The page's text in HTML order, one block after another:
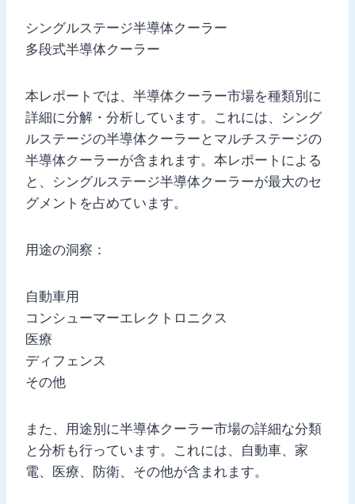
シングルステージ半導体クーラー
多段式半導体クーラー
本レポートでは、半導体クーラー市場を種類別に
詳細に分解・分析しています。これには、シング
ルステージの半導体クーラーとマルチステージの
半導体クーラーが含まれます。本レポートによる
と、シングルステージ半導体クーラーが最大のセ
グメントを占めています。
用途の洞察：
自動車用
コンシューマーエレクトロニクス
医療
ディフェンス
その他
また、用途別に半導体クーラー市場の詳細な分類
と分析も行っています。これには、自動車、家
電、医療、防衛、その他が含まれます。